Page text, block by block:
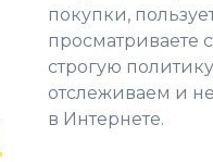
покупки,
просматриваете
строгую
отслеживаем и
в Интернете.